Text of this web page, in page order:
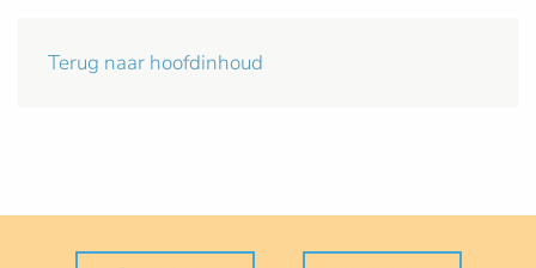
Terug naar hoofdinhoud